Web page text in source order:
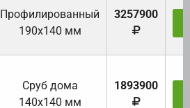
Профилированный
190х140 мм
3257900
Cруб дома
140х140 мм
1893900